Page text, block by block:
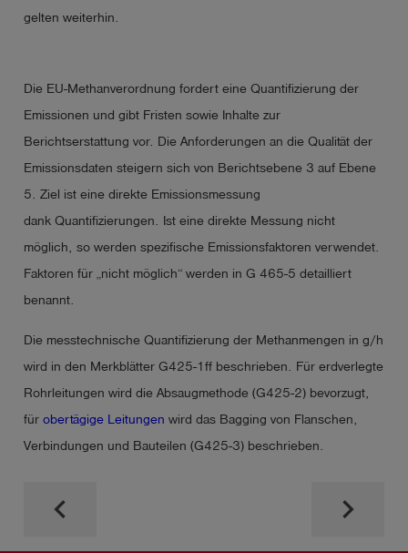
gelten weiterhin.
Die EU-Methanverordnung fordert eine Quantifizierung der
Emissionen und gibt Fristen sowie Inhalte zur
Berichtserstattung vor. Die Anforderungen an die Qualität der
Emissionsdaten steigern sich von Berichtsebene 3 auf Ebene
5. Ziel ist eine direkte Emissionsmessung
dank Quantifizierungen. Ist eine direkte Messung nicht
möglich, so werden spezifische Emissionsfaktoren verwendet.
Faktoren für „nicht möglich“ werden in G 465-5 detailliert
benannt.
Die messtechnische Quantifizierung der Methanmengen in g/h
wird in den Merkblätter G425-1ff beschrieben. Für erdverlegte
Rohrleitungen wird die Absaugmethode (G425-2) bevorzugt,
für obertägige Leitungen wird das Bagging von Flanschen,
Verbindungen und Bauteilen (G425-3) beschrieben.
keyboard_arrow_left keyboard_arrow_right